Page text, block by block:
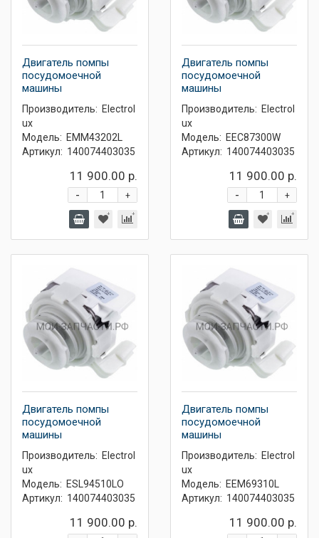
Двигатель помпы
посудомоечной
машины
Производитель: Electrol
ux
Модель: EMM43202L
Артикул: 140074403035
11 900.00 р.
+
-
Двигатель помпы
посудомоечной
машины
Производитель: Electrol
ux
Модель: EEC87300W
Артикул: 140074403035
11 900.00 р.
+
-
Двигатель помпы
посудомоечной
машины
Производитель: Electrol
ux
Модель: ESL94510LO
Артикул: 140074403035
11 900.00 р.
Двигатель помпы
посудомоечной
машины
Производитель: Electrol
ux
Модель: EEM69310L
Артикул: 140074403035
11 900.00 р.